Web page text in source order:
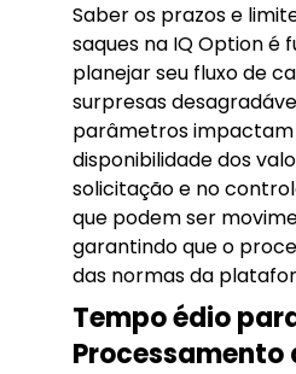
Saber os prazos e
saques na IQ Option é
planejar seu fluxo de
surpresas
parâmetros
disponibilidade dos
solicitação e no
que podem ser
garantindo que o
das normas da
Tempo édio
Processamento